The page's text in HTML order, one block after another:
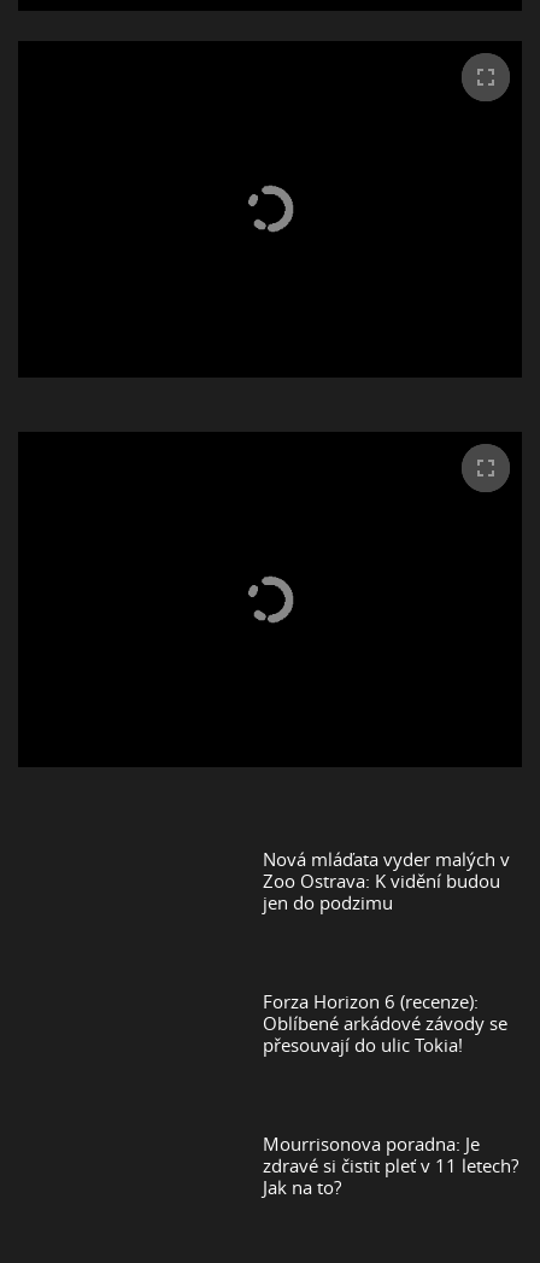
Nová mláďata vyder malých v
Zoo Ostrava: K vidění budou
jen do podzimu
Forza Horizon 6 (recenze):
Oblíbené arkádové závody se
přesouvají do ulic Tokia!
Mourrisonova poradna: Je
zdravé si čistit pleť v 11 letech?
Jak na to?